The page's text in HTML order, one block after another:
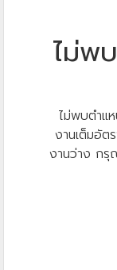
ไม่พ
ไม่พบตำแ
งานเต็มอัต
งานว่าง กรุ